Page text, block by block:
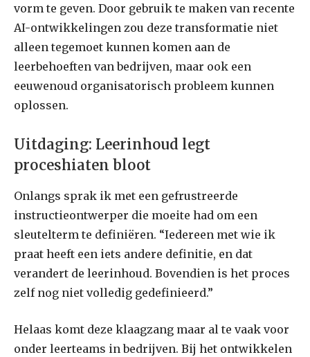
vorm te geven. Door gebruik te maken van recente
AI-ontwikkelingen zou deze transformatie niet
alleen tegemoet kunnen komen aan de
leerbehoeften van bedrijven, maar ook een
eeuwenoud organisatorisch probleem kunnen
oplossen.
Uitdaging: Leerinhoud legt
proceshiaten bloot
Onlangs sprak ik met een gefrustreerde
instructieontwerper die moeite had om een ​​
sleutelterm te definiëren. “Iedereen met wie ik
praat heeft een iets andere definitie, en dat
verandert de leerinhoud. Bovendien is het proces
zelf nog niet volledig gedefinieerd.”
Helaas komt deze klaagzang maar al te vaak voor
onder leerteams in bedrijven. Bij het ontwikkelen